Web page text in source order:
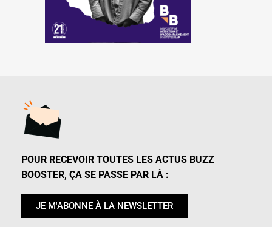
POUR RECEVOIR TOUTES LES ACTUS BUZZ
BOOSTER, ÇA SE PASSE PAR LÀ :
JE M'ABONNE À LA NEWSLETTER